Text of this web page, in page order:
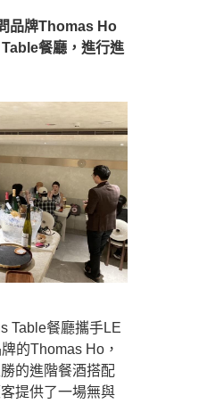
品牌Thomas Ho
餐廳，進行進
Table餐廳攜手LE
的Thomas Ho，
的進階餐酒搭配
提供了一場無與